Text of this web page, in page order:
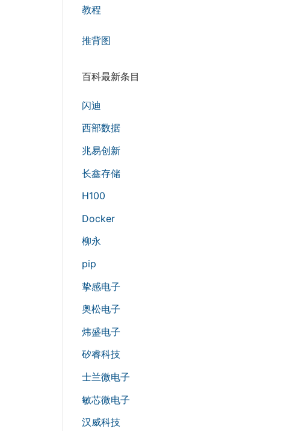
教程
推背图
百科最新条目
闪迪
西部数据
兆易创新
长鑫存储
H100
Docker
柳永
pip
挚感电子
奥松电子
炜盛电子
矽睿科技
士兰微电子
敏芯微电子
汉威科技